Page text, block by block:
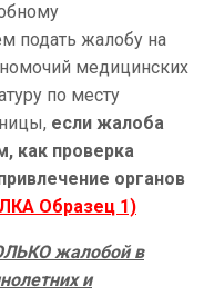
подать жалобу на
медицинских
по месту
если жалоба
как проверка
органов
Образец 1)
жалобой в
и